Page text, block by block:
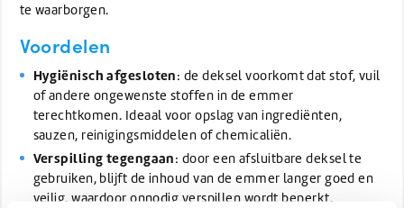
te waarborgen.
Voordelen
Hygiënisch afgesloten: de deksel voorkomt dat stof, vuil
of andere ongewenste stoffen in de emmer
terechtkomen. Ideaal voor opslag van ingrediënten,
sauzen, reinigingsmiddelen of chemicaliën.
Verspilling tegengaan: door een afsluitbare deksel te
gebruiken, blijft de inhoud van de emmer langer goed en
veilig, waardoor onnodig verspillen wordt beperkt.